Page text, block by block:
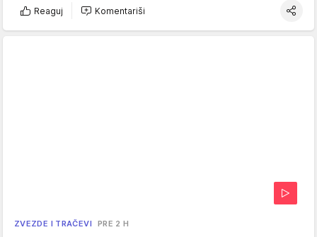
Reaguj Komentariši
ZVEZDE I TRAČEVI PRE 2 H